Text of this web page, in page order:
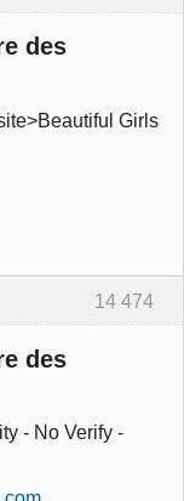
des
Girls
14 474
des
- No Verify -